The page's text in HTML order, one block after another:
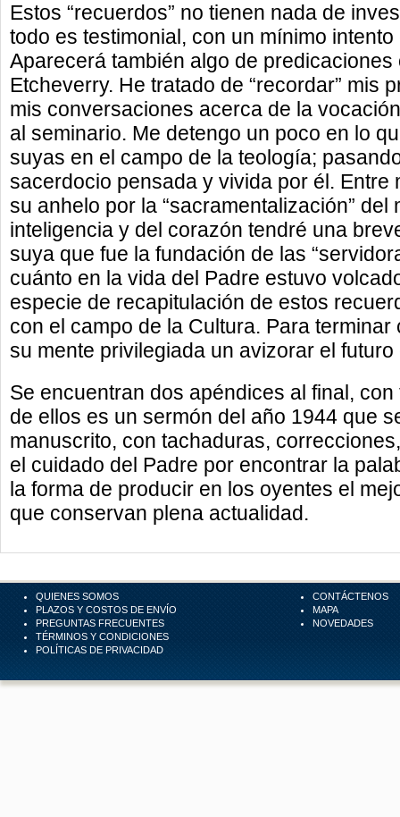
Estos “recuerdos” no tienen nada de
todo es testimonial, con un mínimo
Aparecerá también algo de
Etcheverry. He tratado de “recordar” mis
mis conversaciones acerca de la
al seminario. Me detengo un poco en lo
suyas en el campo de la teología;
sacerdocio pensada y vivida por él. Entre
su anhelo por la “sacramentalización”
inteligencia y del corazón tendré una
suya que fue la fundación de las
cuánto en la vida del Padre estuvo
especie de recapitulación de estos
con el campo de la Cultura. Para
su mente privilegiada un avizorar el
Se encuentran dos apéndices al final,
de ellos es un sermón del año 1944 que
manuscrito, con tachaduras,
el cuidado del Padre por encontrar la
la forma de producir en los oyentes el
que conservan plena actualidad.
QUIENES SOMOS
PLAZOS Y COSTOS DE ENVÍO
PREGUNTAS FRECUENTES
TÉRMINOS Y CONDICIONES
POLÍTICAS DE PRIVACIDAD
CONTÁCTENOS
MAPA
NOVEDADES